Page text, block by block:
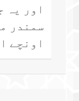
اور یہ
سمندر
اونچے